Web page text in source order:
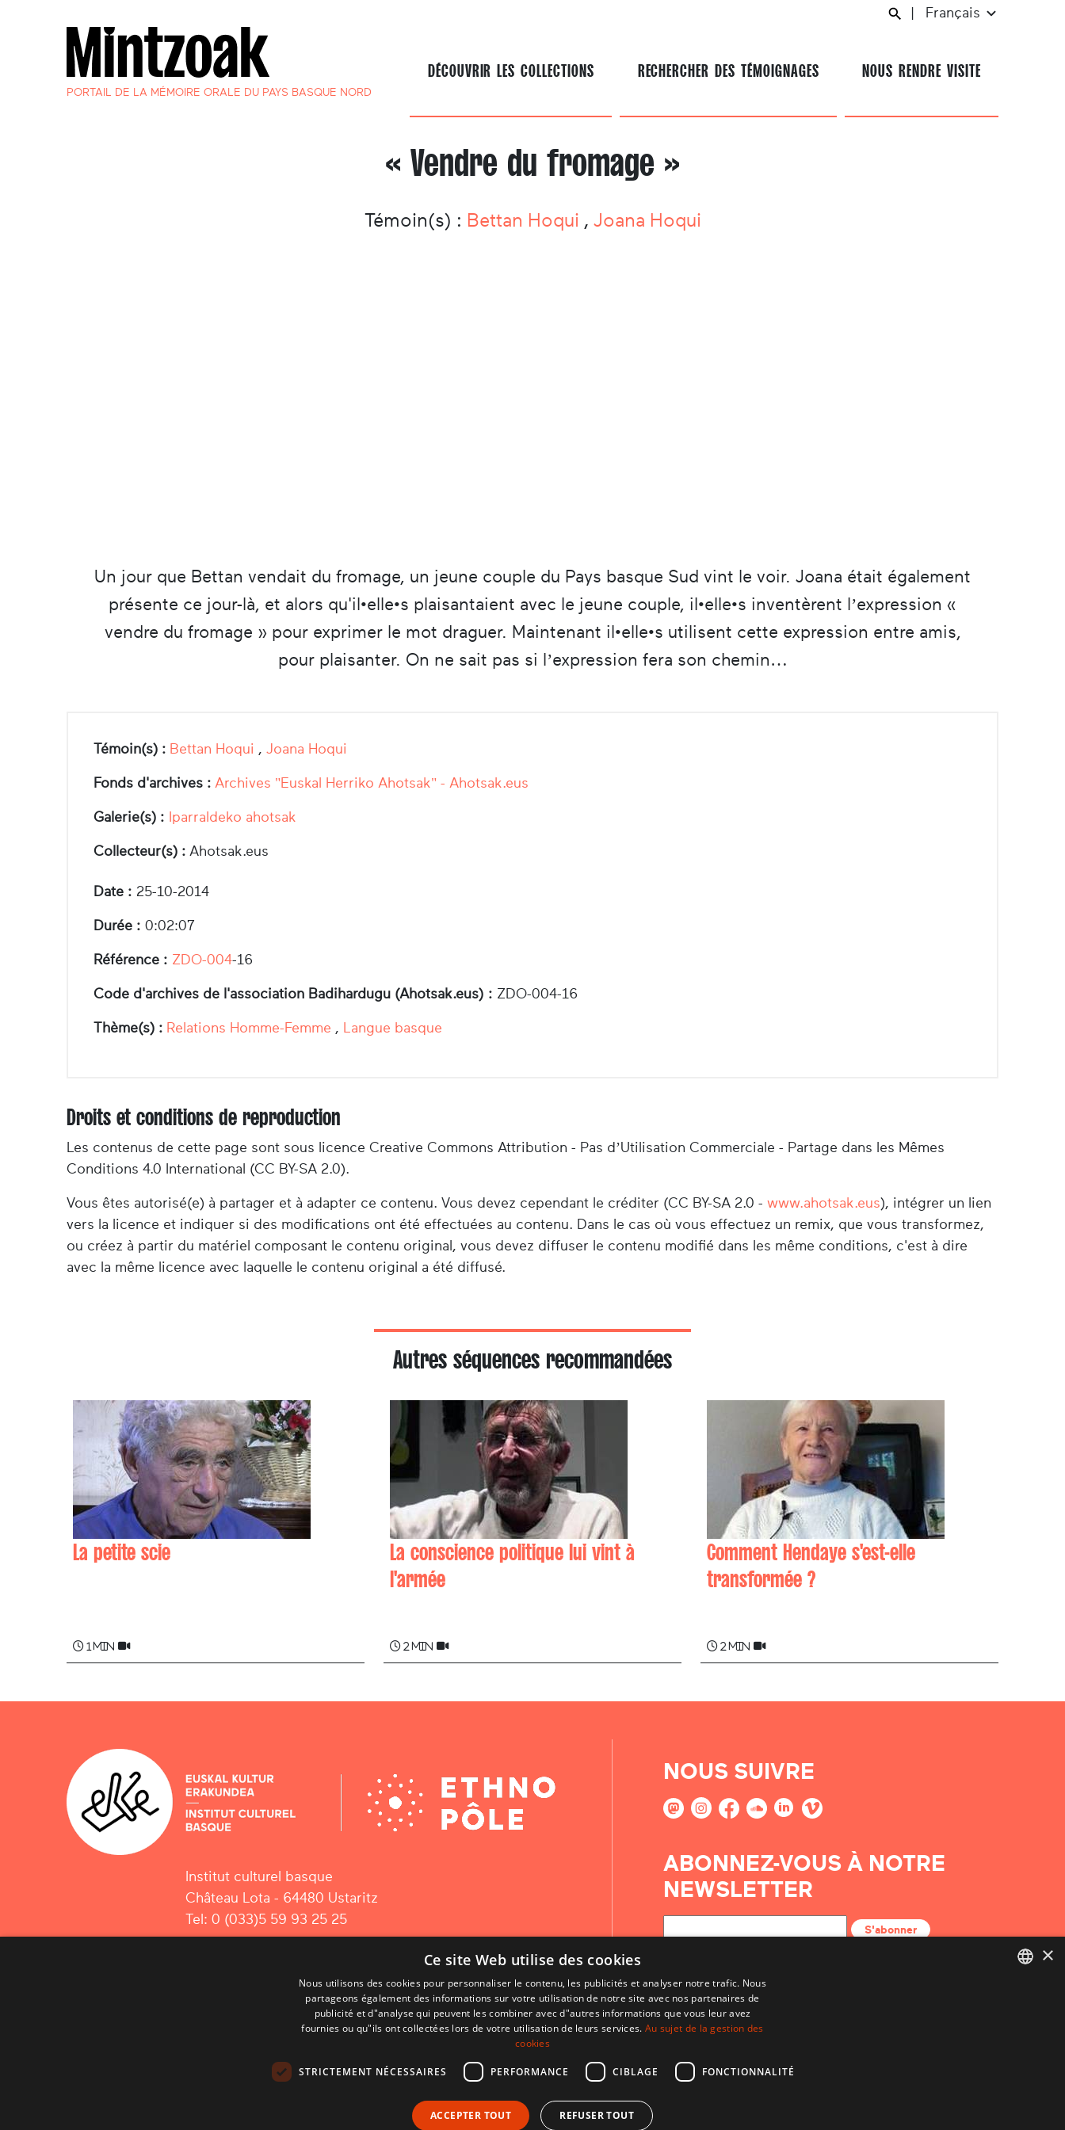
PORTAIL DE LA MÉMOIRE ORALE DU PAYS BASQUE NORD
Français
DÉCOUVRIR LES COLLECTIONS RECHERCHER DES TÉMOIGNAGES NOUS RENDRE VISITE
« Vendre du fromage »
Témoin(s) : Bettan Hoqui , Joana Hoqui
Un jour que Bettan vendait du fromage, un jeune couple du Pays basque Sud vint le voir. Joana était également
présente ce jour-là, et alors qu'il•elle•s plaisantaient avec le jeune couple, il•elle•s inventèrent l’expression «
vendre du fromage » pour exprimer le mot draguer. Maintenant il•elle•s utilisent cette expression entre amis,
pour plaisanter. On ne sait pas si l’expression fera son chemin…
Témoin(s) : Bettan Hoqui , Joana Hoqui
Fonds d'archives : Archives "Euskal Herriko Ahotsak" - Ahotsak.eus
Galerie(s) : Iparraldeko ahotsak
Collecteur(s) : Ahotsak.eus
Date : 25-10-2014
Durée : 0:02:07
Référence : ZDO-004-16
Code d'archives de l'association Badihardugu (Ahotsak.eus) : ZDO-004-16
Thème(s) : Relations Homme-Femme , Langue basque
Droits et conditions de reproduction
Les contenus de cette page sont sous licence Creative Commons Attribution - Pas d’Utilisation Commerciale - Partage dans les Mêmes
Conditions 4.0 International (CC BY-SA 2.0).
Vous êtes autorisé(e) à partager et à adapter ce contenu. Vous devez cependant le créditer (CC BY-SA 2.0 - www.ahotsak.eus), intégrer un lien
vers la licence et indiquer si des modifications ont été effectuées au contenu. Dans le cas où vous effectuez un remix, que vous transformez,
ou créez à partir du matériel composant le contenu original, vous devez diffuser le contenu modifié dans les même conditions, c'est à dire
avec la même licence avec laquelle le contenu original a été diffusé.
Autres séquences recommandées
La petite scie
1 min
La conscience politique lui vint à
l'armée
2 min
Comment Hendaye s'est-elle
transformée ?
2 min
Institut culturel basque
Château Lota - 64480 Ustaritz
Tel: 0 (033)5 59 93 25 25
NOUS SUIVRE
ABONNEZ-VOUS À NOTRE
NEWSLETTER
S'abonner
CONTACT
×
Ce site Web utilise des cookies
Nous utilisons des cookies pour personnaliser le contenu, les publicités et analyser notre trafic. Nous
partageons également des informations sur votre utilisation de notre site avec nos partenaires de
publicité et d"analyse qui peuvent les combiner avec d"autres informations que vous leur avez
fournies ou qu"ils ont collectées lors de votre utilisation de leurs services. Au sujet de la gestion des
cookies
STRICTEMENT NÉCESSAIRES PERFORMANCE CIBLAGE FONCTIONNALITÉ
ACCEPTER TOUT REFUSER TOUT